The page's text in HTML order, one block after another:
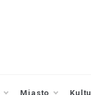
Miasto